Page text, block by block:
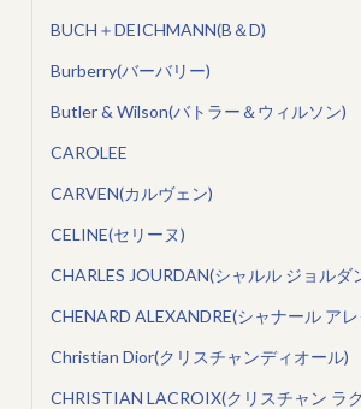
BUCH＋DEICHMANN(B＆D)
Burberry(バーバリー)
Butler & Wilson(バトラー＆ウィルソン)
CAROLEE
CARVEN(カルヴェン)
CELINE(セリーヌ)
CHARLES JOURDAN(シャルル ジョルダ
CHENARD ALEXANDRE(シャナール ア
Christian Dior(クリスチャンディオール)
CHRISTIAN LACROIX(クリスチャン ラ